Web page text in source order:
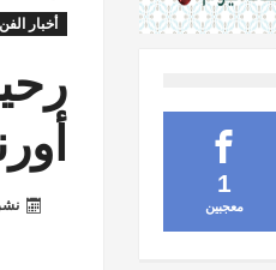
أخبار الفن
1
معجبين